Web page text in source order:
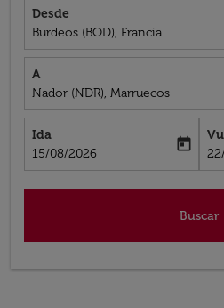
Desde
Burdeos (BOD), Francia
A
Nador (NDR), Marruecos
Ida
fc-booking-departure-date-aria-
15/08/2026
today
fc-
Buscar